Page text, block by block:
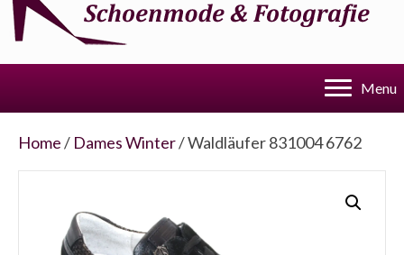
Menu
Home/ Dames Winter/ Waldläufer 831004 6762